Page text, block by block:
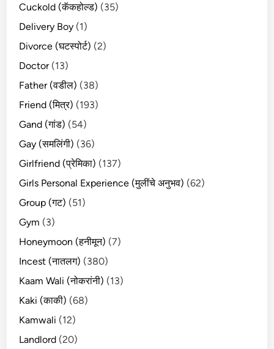
Cuckold (कॅकहोल्ड) (35)
Delivery Boy (1)
Divorce (घटस्पोर्ट) (2)
Doctor(13)
Father (वडील) (38)
Friend (मित्र) (193)
Gand (गांड) (54)
Gay (समलिंगी) (36)
Girlfriend (प्रेमिका) (137)
Girls Personal Experience (मुलींचे अनुभव) (62)
Group (गट) (51)
Gym (3)
Honeymoon (हनीमून) (7)
Incest (नातलग) (380)
Kaam Wali (नोकरांनी) (13)
Kaki (काकी) (68)
Kamwali (12)
Landlord (20)